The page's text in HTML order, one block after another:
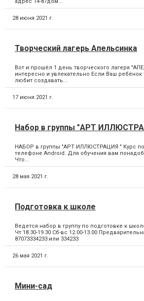
28 июня 2021 г.
Творческий лагерь Апельсинка
Вот и прошёл 1 день творческого лагеря
интересно и увлекательно Если Ваш ребёнок
любит создавать...
17 июня 2021 г.
Набор в группы "АРТ
НАБОР в группы "АРТ ИЛЛЮСТРАЦИЯ " Курс
телефоне Android. Для обучения вам
Что...
28 мая 2021 г.
Подготовка к школе
Ведется набор в группу по подготовке к
Чт 18.30-19.30 Сб-вс 12.00-13.00
87073334233 или 334233
26 мая 2021 г.
Мини-сад